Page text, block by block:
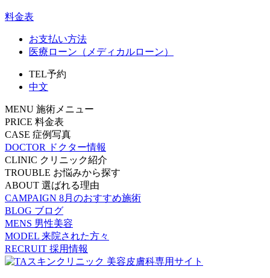
料金表
お支払い方法
医療ローン（メディカルローン）
TEL予約
中文
MENU 施術メニュー
PRICE 料金表
CASE 症例写真
DOCTOR
ドクター情報
CLINIC クリニック紹介
TROUBLE お悩みから探す
ABOUT 選ばれる理由
CAMPAIGN 8月のおすすめ施術
BLOG ブログ
MENS 男性美容
MODEL 来院された方々
RECRUIT 採用情報